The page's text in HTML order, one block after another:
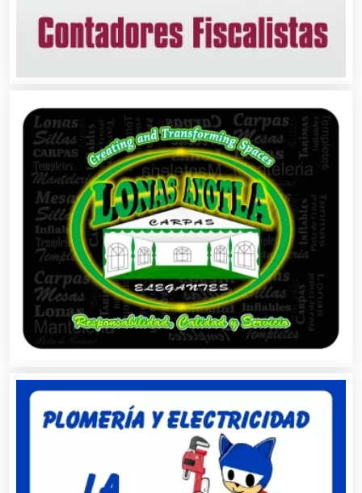
Bordados y Estampados
Boutiques
Buceo
Cafeterías
Cajas de Ahorro
Camiones para Fletes
Cancelería de Aluminio